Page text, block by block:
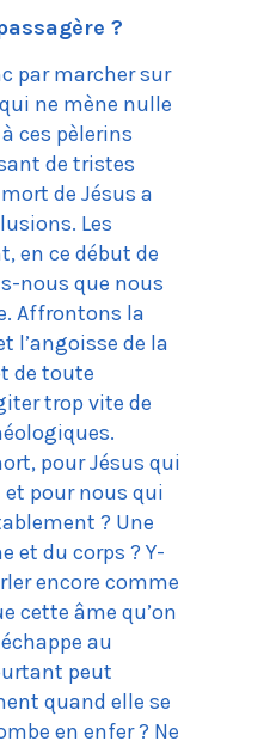
?
par marcher sur
ne mène nulle
ces pèlerins
de tristes
de Jésus a
Les
en ce début de
nous que nous
Affrontons la
l’angoisse de la
de toute
trop vite de
pour Jésus qui
et pour nous qui
? Une
et du corps ? Y-
encore comme
cette âme qu’on
au
peut
quand elle se
en enfer ? Ne